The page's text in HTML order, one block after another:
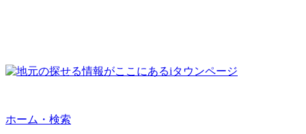
ホーム・検索